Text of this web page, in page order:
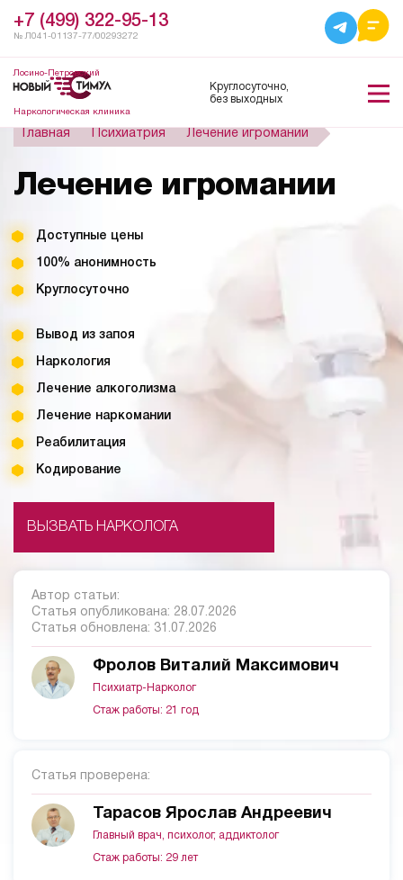
+7 (499) 322-95-13
№ Л041-01137-77/00293272
Лосино-Петровский
Наркологическая клиника
Круглосуточно,
без выходных
Главная Психиатрия Лечение игромании
Лечение игромании
Доступные цены
100% анонимность
Круглосуточно
Вывод из запоя
Наркология
Лечение алкоголизма
Лечение наркомании
Реабилитация
Кодирование
ВЫЗВАТЬ НАРКОЛОГА
Автор статьи:
Статья опубликована: 28.07.2026
Статья обновлена: 31.07.2026
Фролов Виталий Максимович
Психиатр-Нарколог
Стаж работы: 21 год
Статья проверена:
Тарасов Ярослав Андреевич
Главный врач, психолог, аддиктолог
Стаж работы: 29 лет